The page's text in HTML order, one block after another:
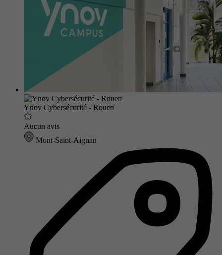
Ynov Cybersécurité - Rouen
Aucun avis
Mont-Saint-Aignan